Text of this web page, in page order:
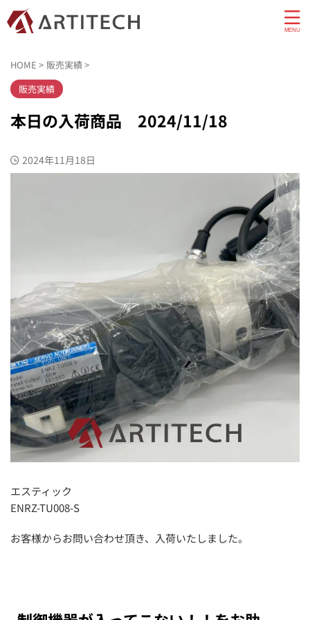
HOME > 販売実績>
販売実績
本日の入荷商品 2024/11/18
2024年11月18日
エスティック
ENRZ-TU008-S
お客様からお問い合わせ頂き、入荷いたしました。